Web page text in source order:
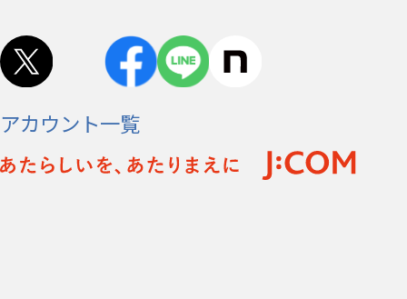
アカウント一覧